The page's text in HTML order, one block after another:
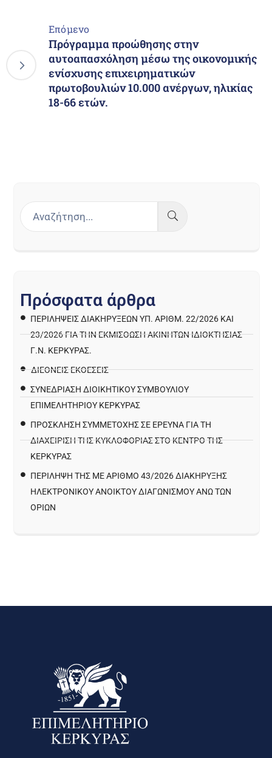
Επόμενο
Πρόγραμμα προώθησης στην
αυτoαπασχόληση μέσω της οικονομικής
ενίσχυσης επιχειρηματικών
πρωτοβουλιών 10.000 ανέργων, ηλικίας
18-66 ετών.
Πρόσφατα άρθρα
ΠΕΡΙΛΉΨΕΙΣ ΔΙΑΚΗΡΎΞΕΩΝ ΥΠ. ΑΡΙΘΜ. 22/2026 ΚΑΙ
23/2026 ΓΙΑ ΤΗΝ ΕΚΜΊΣΘΩΣΗ ΑΚΙΝΉΤΩΝ ΙΔΙΟΚΤΗΣΊΑΣ
Γ.Ν. ΚΈΡΚΥΡΑΣ.
ΔΙΕΘΝΕΙΣ ΕΚΘΕΣΕΙΣ
ΣΥΝΕΔΡΙΑΣΗ ΔΙΟΙΚΗΤΙΚΟΥ ΣΥΜΒΟΥΛΙΟΥ
ΕΠΙΜΕΛΗΤΗΡΙΟΥ ΚΕΡΚΥΡΑΣ
ΠΡΌΣΚΛΗΣΗ ΣΥΜΜΕΤΟΧΉΣ ΣΕ ΈΡΕΥΝΑ ΓΙΑ ΤΗ
ΔΙΑΧΕΊΡΙΣΗ ΤΗΣ ΚΥΚΛΟΦΟΡΊΑΣ ΣΤΟ ΚΈΝΤΡΟ ΤΗΣ
ΚΈΡΚΥΡΑΣ
ΠΕΡΙΛΗΨΗ ΤΗΣ ΜΕ ΑΡΙΘΜΟ 43/2026 ΔΙΑΚΗΡΥΞΗΣ
ΗΛΕΚΤΡΟΝΙΚΟΥ ΑΝΟΙΚΤΟΥ ΔΙΑΓΩΝΙΣΜΟΥ ΑΝΩ ΤΩΝ
ΟΡΙΩΝ